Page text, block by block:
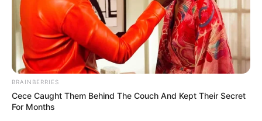
BRAINBERRIES
Cece Caught Them Behind The Couch And Kept Their Secret
For Months